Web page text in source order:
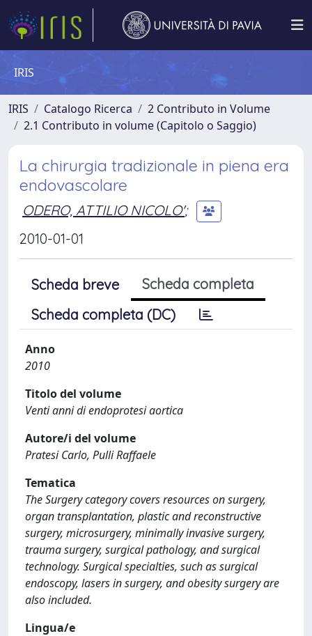
IRIS
IRIS Catalogo Ricerca
2 Contributo in Volume
2.1 Contributo in volume (Capitolo o Saggio)
La chirurgia tradizionale in piena era
endovascolare
ODERO, ATTILIO NICOLO';
2010-01-01
Scheda breve
Scheda completa
Scheda completa (DC)
Anno
2010
Titolo del volume
Venti anni di endoprotesi aortica
Autore/i del volume
Pratesi Carlo, Pulli Raffaele
Tematica
The Surgery category covers resources on surgery,
organ transplantation, plastic and reconstructive
surgery, microsurgery, minimally invasive surgery,
trauma surgery, surgical pathology, and surgical
technology. Surgical specialties, such as surgical
endoscopy, lasers in surgery, and obesity surgery are
also included.
Lingua/e